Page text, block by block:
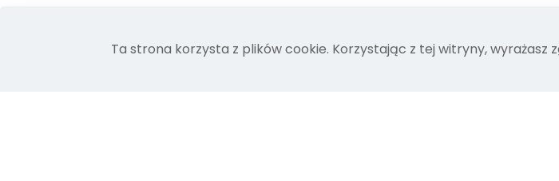
Rejestracja
Obsługujemy płatności kartami
Ta strona korzysta z plików cookie. Korzystając z tej witryny, wyrażasz